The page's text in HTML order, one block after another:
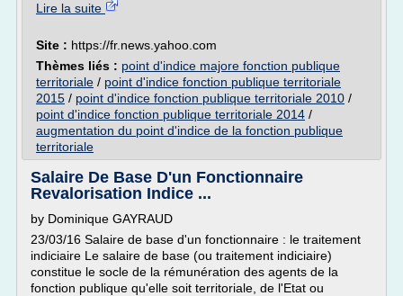
Lire la suite
Site : https://fr.news.yahoo.com
Thèmes liés : point d'indice majore fonction publique
territoriale / point d'indice fonction publique territoriale
2015 / point d'indice fonction publique territoriale 2010 /
point d'indice fonction publique territoriale 2014 /
augmentation du point d'indice de la fonction publique
territoriale
Salaire De Base D'un Fonctionnaire
Revalorisation Indice ...
by Dominique GAYRAUD
23/03/16 Salaire de base d'un fonctionnaire : le traitement
indiciaire Le salaire de base (ou traitement indiciaire)
constitue le socle de la rémunération des agents de la
fonction publique qu'elle soit territoriale, de l'Etat ou